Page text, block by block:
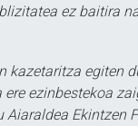
ez baitira
kazetaritza egiten
ezinbestekoa
Ekintzen